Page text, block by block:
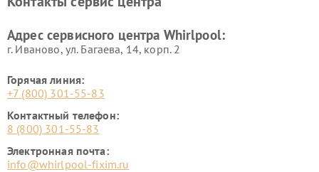
Адрес сервисного центра Whirlpool:
г. Иваново, ул. Багаева, 14, корп. 2
Горячая линия:
+7 (800) 301-55-83
Контактный телефон:
8 (800) 301-55-83
Электронная почта:
info@whirlpool-fixim.ru